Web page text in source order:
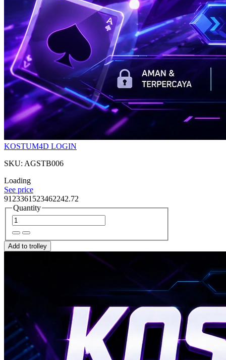
KOSTUM4D LOGIN
SKU: AGSTB006
Loading
See price
9123361523462242.72
Quantity
Add to trolley